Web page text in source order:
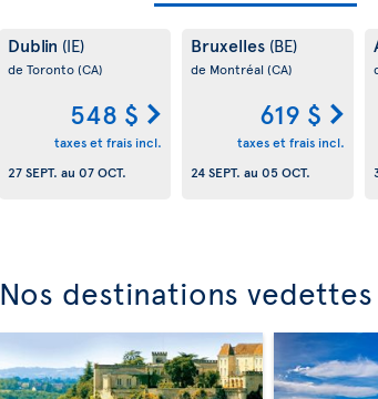
Dublin (IE)
de Toronto(CA)
548 $
taxes et frais incl.
27 SEPT. au 07 OCT.
Bruxelles (BE)
de Montréal (CA)
619 $
taxes et frais incl.
24 SEPT. au 05 OCT.
Nos destinations vedettes